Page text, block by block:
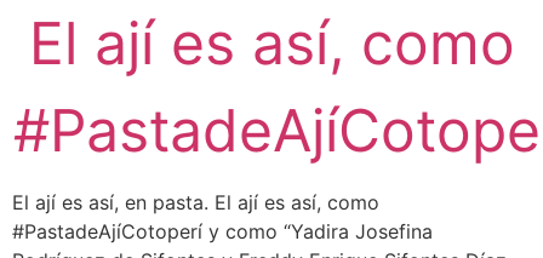
El ají es así, como
El ají es así, en pasta. El ají es así, como
#PastadeAjíCotoperí y como “Yadira Josefina